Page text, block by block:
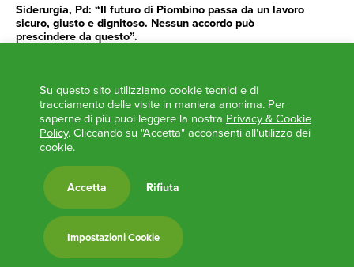
Siderurgia, Pd: “Il futuro di Piombino passa da un lavoro
sicuro, giusto e dignitoso. Nessun accordo può
prescindere da questo”.
impegno e determinazione delle istituzioni”
AGENDA
‘ANCORA UNA VOLTA LA TOSCANA TRACCIA LA
L’ITALIA BOCCIATA DALL’UE
Feste Unità in Toscana 2024
Zone Logistiche Semplificate – Un’occasione da cogliere
Europa in Circolo. Venerdì primo incontro del Pd a
Viareggio
Su questo sito utilizziamo cookie tecnici e di
tracciamento delle visite in maniera anonima. Per
saperne di più puoi leggere la nostra Privacy & Cookie
Policy. Cliccando su "Accetta" acconsenti all'utilizzo dei
cookie.
Accetta Rifiuta
Impostazioni Cookie